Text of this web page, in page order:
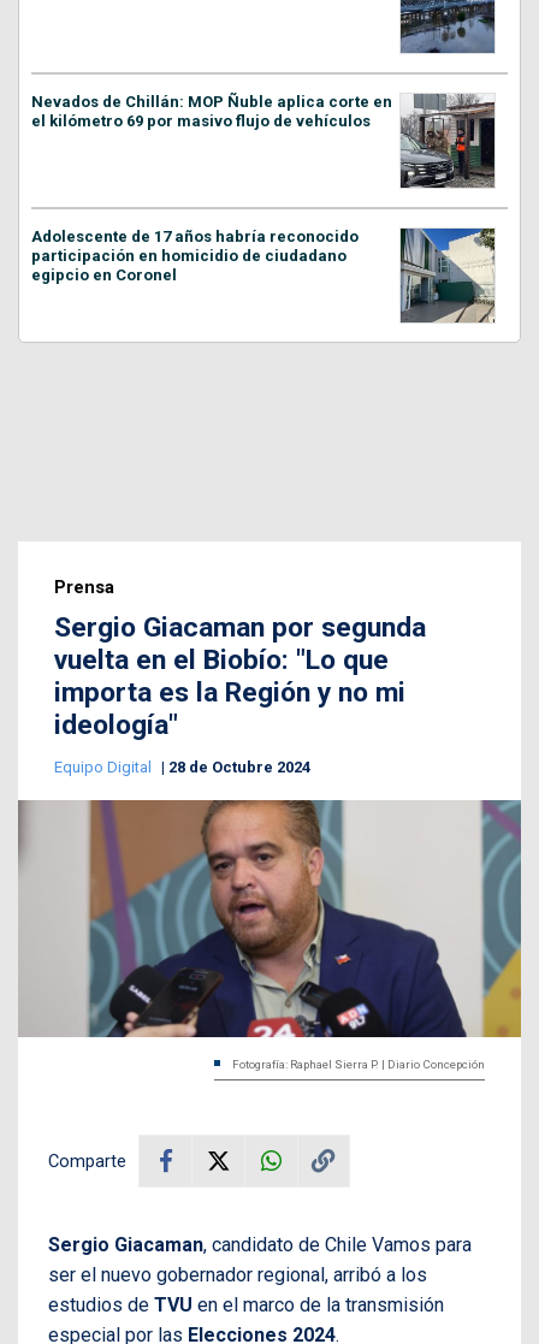
Nevados de Chillán: MOP Ñuble aplica corte en
el kilómetro 69 por masivo flujo de vehículos
Adolescente de 17 años habría reconocido
participación en homicidio de ciudadano
egipcio en Coronel
Prensa
Sergio Giacaman por segunda
vuelta en el Biobío: "Lo que
importa es la Región y no mi
ideología"
Equipo Digital 28 de Octubre 2024
Fotografía: Raphael Sierra P. | Diario Concepción
Comparte
Sergio Giacaman, candidato de Chile Vamos para
ser el nuevo gobernador regional, arribó a los
estudios de TVU en el marco de la transmisión
especial por las Elecciones 2024.